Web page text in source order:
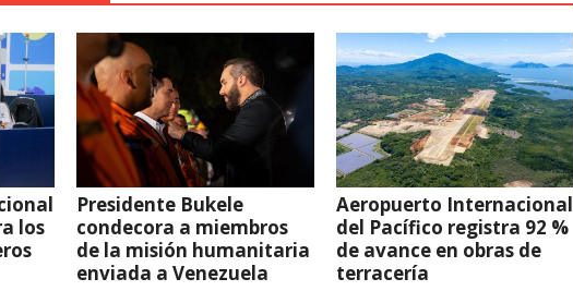
los
Presidente Bukele
condecora a miembros
de la misión humanitaria
enviada a Venezuela
Aeropuerto Internacional
del Pacífico registra 92 %
de avance en obras de
terracería